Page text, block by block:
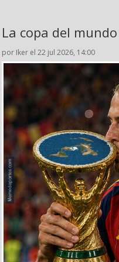
La copa del
por Iker el 22 jul 2026, 14:00